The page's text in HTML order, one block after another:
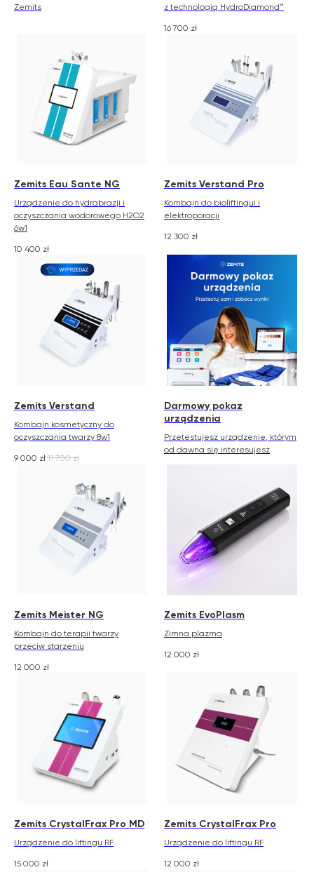
Zemits
z technologią HydroDiamond™
16 700 zł
Zemits Eau Sante NG
Urządzenie do hydrabrazji i
oczyszczania wodorowego H2O2
6w1
10 400 zł
Zemits Verstand Pro
Kombajn do bioliftingui i
elektroporacji
12 300 zł
Zemits Verstand
Kombajn kosmetyczny do
oczyszczania twarzy 8w1
9 000 zł 11 700 zł
Darmowy pokaz
urządzenia
Przetestujesz urządzenie, którym
od dawna się interesujesz
Zemits Meister NG
Kombajn do terapii twarzy
przeciw starzeniu
12 000 zł
Zemits EvoPlasm
Zimna plazma
12 000 zł
Zemits CrystalFrax Pro MD
Urządzenie do liftingu RF
15 000 zł
Zemits CrystalFrax Pro
Urządzenie do liftingu RF
12 000 zł